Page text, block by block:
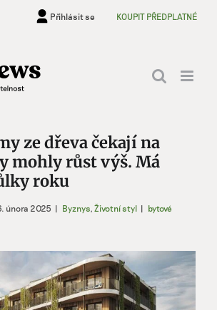
Přihlásit se KOUPIT PŘEDPLATNÉ
ze dřeva čekají na
mohly růst výš. Má
roku
února 2025 | Byznys, Životní styl | bytové